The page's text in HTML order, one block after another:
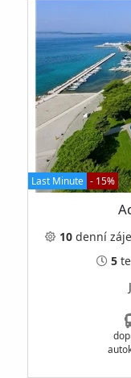
Last Minute - 15%
10denní
5